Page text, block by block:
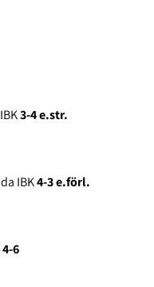
3-4 e.str.
IBK4-3e.förl.
4-6